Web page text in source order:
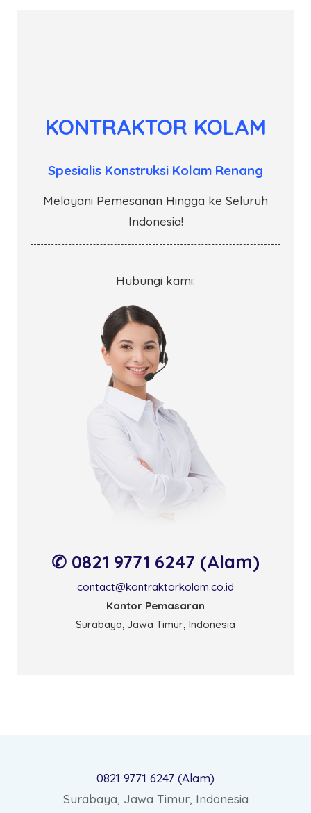
KONTRAKTOR KOLAM
Spesialis Konstruksi Kolam Renang
Melayani Pemesanan Hingga ke Seluruh
Indonesia!
Hubungi kami:
✆ 0821 9771 6247 (Alam)
contact@kontraktorkolam.co.id
Kantor Pemasaran
Surabaya, Jawa Timur, Indonesia
0821 9771 6247 (Alam)
Surabaya, Jawa Timur, Indonesia